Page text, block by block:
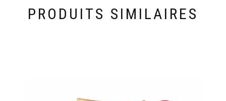
PRODUITS SIMILAIRES